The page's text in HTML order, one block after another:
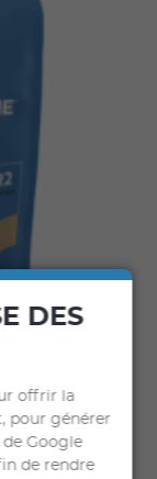
DES
offrir la
pour générer
Google
de rendre